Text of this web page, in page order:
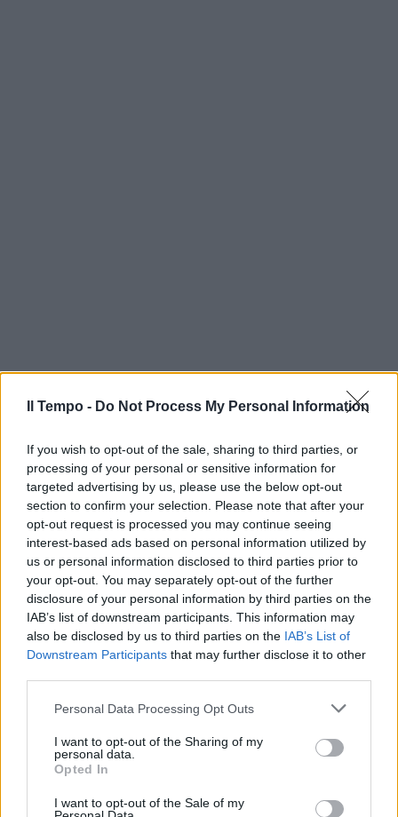
Il Tempo - Do Not Process My Personal Information
If you wish to opt-out of the sale, sharing to third parties, or
processing of your personal or sensitive information for
targeted advertising by us, please use the below opt-out
section to confirm your selection. Please note that after your
opt-out request is processed you may continue seeing
interest-based ads based on personal information utilized by
us or personal information disclosed to third parties prior to
your opt-out. You may separately opt-out of the further
disclosure of your personal information by third parties on the
IAB’s list of downstream participants. This information may
also be disclosed by us to third parties on the IAB’s List of
Downstream Participants that may further disclose it to other
Personal Data Processing Opt Outs
I want to opt-out of the Sharing of my
personal data.
Opted In
I want to opt-out of the Sale of my